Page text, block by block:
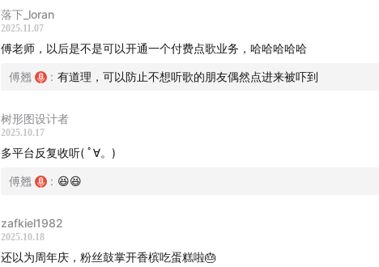
落下_loran
2025.11.07
傅老师，以后是不是可以开通一个付费点歌业务，哈哈哈哈哈
傅翘 : 有道理，可以防止不想听歌的朋友偶然点进来被吓到
树形图设计者
2025.10.17
多平台反复收听( ﾟ∀。)
傅翘 : 😆😆
zafkiel1982
2025.10.18
还以为周年庆，粉丝鼓掌开香槟吃蛋糕啦🎂